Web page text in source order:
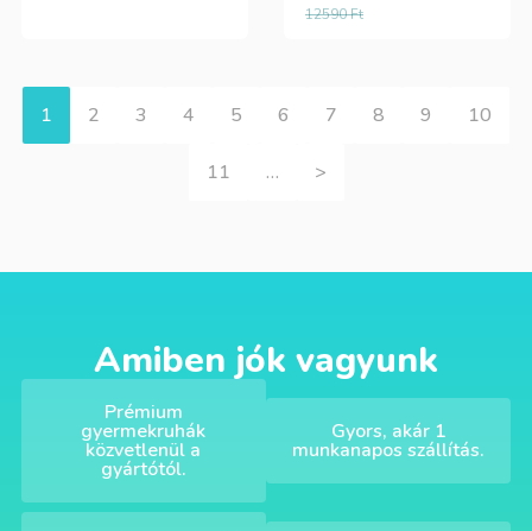
12590Ft
1 2 3 4 5 6 7 8 9 10
11 … >
Amiben jók vagyunk
Prémium
gyermekruhák
közvetlenül a
gyártótól.
Gyors, akár 1
munkanapos szállítás.